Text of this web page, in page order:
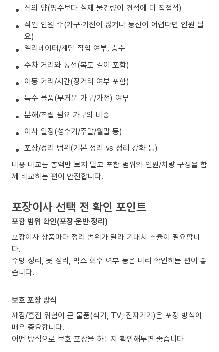
짐의 양(평수보다 실제 물건량이 견적에 더 직접적)
작업 인원 수(가구·가전이 많거나 동선이 어렵다면 인원 필
요)
엘리베이터/계단 작업 여부, 층수
주차 거리와 동선(복도 길이 포함)
이동 거리/시간(장거리 여부 포함)
특수 물품(무거운 가구/가전) 여부
분해/조립 필요 가구의 비중
이사 일정(성수기/주말/월말 등)
포장/정리 범위(기본 정리 vs 정리 강화 등)
비용 비교는 총액만 보지 말고 포함 범위와 인원/차량 구성을 함
께 비교하는 편이 안전합니다.
포장이사 선택 전 확인 포인트
포함 범위 확인(포장·운반·정리)
포장이사 상품마다 정리 범위가 달라 기대치 조율이 필요합니
다.
주방 정리, 옷 정리, 박스 회수 여부 등은 미리 확인하는 편이 좋
습니다.
보호 포장 방식
깨짐/흠집 위험이 큰 물품(식기, TV, 전자기기)은 포장 방식이
매우 중요합니다.
어떤 방식으로 보호 포장을 하는지 확인해두면 좋습니다